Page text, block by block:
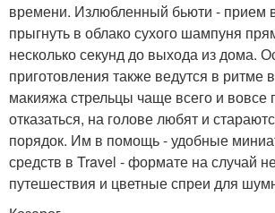
времени. Излюбленный бьюти - прием
прыгнуть в облако сухого шампуня
несколько секунд до выхода из дома.
приготовления также ведутся в ритме
макияжа стрельцы чаще всего и вовсе
отказаться, на голове любят и
порядок. Им в помощь - удобные
средств в Travel - формате на случай
путешествия и цветные спреи для